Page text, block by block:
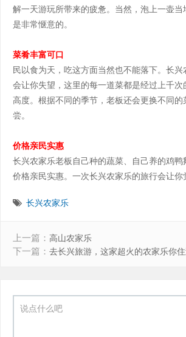
解一天游玩所带来的疲惫。当然，泡上一壶当
是非常惬意的。
菜肴丰富可口
民以食为天，吃这方面当然也不能落下。长
会让你失望，这里的每一道菜都是经过上千
高度。根据不同的季节，老板还会更换不同
尝。
价格亲民实惠
长兴农家乐老板自己种的蔬菜、自己养的鸡鸭
价格亲民实惠。一次长兴农家乐的旅行会让你
长兴农家乐
上一篇： 高山农家乐
下一篇： 去长兴旅游，这家超火的农家乐你
说点什么吧